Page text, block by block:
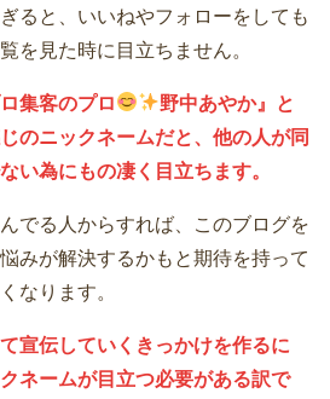
ると、いいねやフォローをしても
を見た時に目立ちません。
集客のプロ
野中あやか』と
のニックネームだと、他の人が同
い為にもの凄く目立ちます。
でる人からすれば、このブログを
みが解決するかもと期待を持って
なります。
宣伝していくきっかけを作るに
ネームが目立つ必要がある訳で